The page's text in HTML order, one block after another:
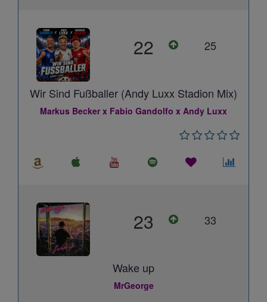
22 25
Wir Sind Fußballer (Andy Luxx Stadion Mix)
Markus Becker x Fabio Gandolfo x Andy Luxx
23 33
Wake up
MrGeorge